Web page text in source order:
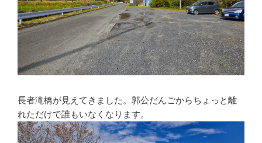
長者滝橋が見えてきました。郭公だんごからちょっと離
れただけで誰もいなくなります。